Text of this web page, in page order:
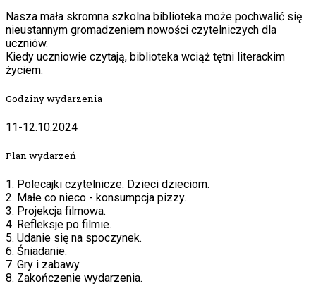
Nasza mała skromna szkolna biblioteka może pochwalić się
nieustannym gromadzeniem nowości czytelniczych dla
uczniów.
Kiedy uczniowie czytają, biblioteka wciąż tętni literackim
życiem.
Godziny wydarzenia
11-12.10.2024
Plan wydarzeń
1. Polecajki czytelnicze. Dzieci dzieciom.
2. Małe co nieco - konsumpcja pizzy.
3. Projekcja filmowa.
4. Refleksje po filmie.
5. Udanie się na spoczynek.
6. Śniadanie.
7. Gry i zabawy.
8. Zakończenie wydarzenia.